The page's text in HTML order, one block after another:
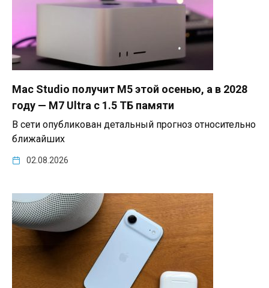
Mac Studio получит M5 этой осенью, а в 2028
году — M7 Ultra с 1.5 ТБ памяти
В сети опубликован детальный прогноз относительно
ближайших
02.08.2026